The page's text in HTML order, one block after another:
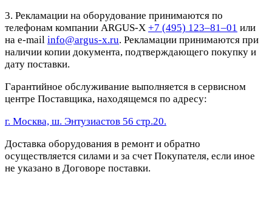
3. Рекламации на оборудование принимаются по
телефонам компании ARGUS-X +7 (495) 123–81–01 или
на e-mail info@argus-x.ru. Рекламации принимаются при
наличии копии документа, подтверждающего покупку и
дату поставки.
Гарантийное обслуживание выполняется в сервисном
центре Поставщика, находящемся по адресу:
г. Москва, ш. Энтузиастов 56 стр.20.
Доставка оборудования в ремонт и обратно
осуществляется силами и за счет Покупателя, если иное
не указано в Договоре поставки.